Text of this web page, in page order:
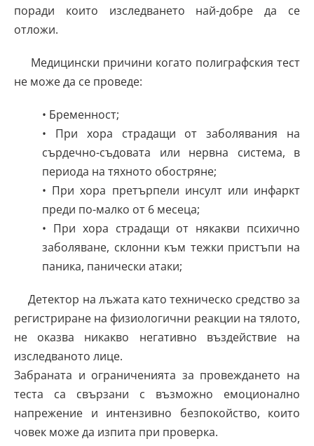
поради които изследването най-добре да се
отложи.
Медицински причини когато полиграфския тест
не може да се проведе:
• Бременност;
• При хора страдащи от заболявания на
сърдечно-съдовата или нервна система, в
периода на тяхното обостряне;
• При хора претърпели инсулт или инфаркт
преди по-малко от 6 месеца;
• При хора страдащи от някакви психично
заболяване, склонни към тежки пристъпи на
паника, панически атаки;
Детектор на лъжата като техническо средство за
регистриране на физиологични реакции на тялото,
не оказва никакво негативно въздействие на
изследваното лице.
Забраната и ограниченията за провеждането на
теста са свързани с възможно емоционално
напрежение и интензивно безпокойство, които
човек може да изпита при проверка.